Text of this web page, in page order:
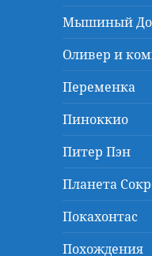
Мышиный
Оливер и
Переменка
Пиноккио
Питер Пэн
Планета
Покахонтас
Похождения